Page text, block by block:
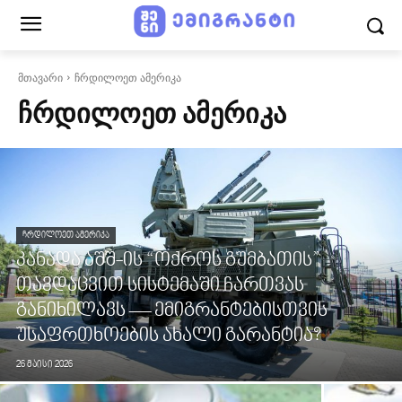
მთავარი ჩრდილოეთ ამერიკა
ᲩᲠᲓᲘᲚᲝᲔᲗ ᲐᲛᲔᲠᲘᲙᲐ
ᲩᲠᲓᲘᲚᲝᲔᲗ ᲐᲛᲔᲠᲘᲙᲐ
კანადა აშშ-ის “ოქროს გუმბათის”
თავდაცვით სისტემაში ჩართვას
განიხილავს — ემიგრანტებისთვის
უსაფრთხოების ახალი გარანტია?
26 მაისი 2026